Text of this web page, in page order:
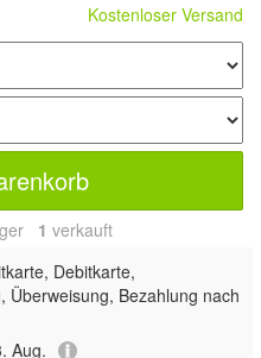
Kostenloser Versand
1 verkauft
Debitkarte,
Überweisung, Bezahlung nach
Aug.